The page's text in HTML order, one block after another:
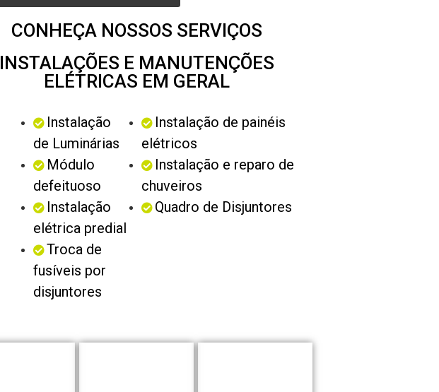
CONHEÇA NOSSOS SERVIÇOS
INSTALAÇÕES E MANUTENÇÕES
ELÉTRICAS EM GERAL
Instalação
de Luminárias
Módulo
defeituoso
Instalação
elétrica predial
Troca de
fusíveis por
disjuntores
Instalação de painéis
elétricos
Instalação e reparo de
chuveiros
Quadro de Disjuntores